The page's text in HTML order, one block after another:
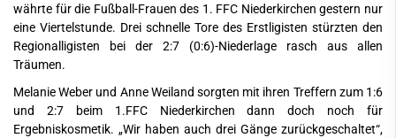
währte für die Fußball-Frauen des 1. FFC Niederkirchen gestern nur
eine Viertelstunde. Drei schnelle Tore des Erstligisten stürzten den
Regionalligisten bei der 2:7 (0:6)-Niederlage rasch aus allen
Träumen.
Melanie Weber und Anne Weiland sorgten mit ihren Treffern zum 1:6
und 2:7 beim 1.FFC Niederkirchen dann doch noch für
Ergebniskosmetik. „Wir haben auch drei Gänge zurückgeschaltet“,